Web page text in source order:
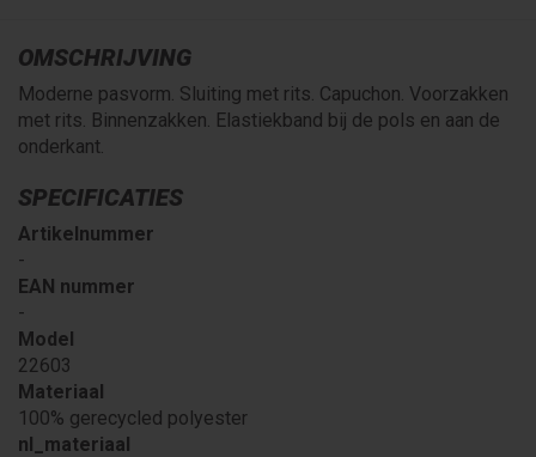
OMSCHRIJVING
Moderne pasvorm. Sluiting met rits. Capuchon. Voorzakken
met rits. Binnenzakken. Elastiekband bij de pols en aan de
onderkant.
SPECIFICATIES
Artikelnummer
-
EAN nummer
-
Model
22603
Materiaal
100% gerecycled polyester
nl_materiaal